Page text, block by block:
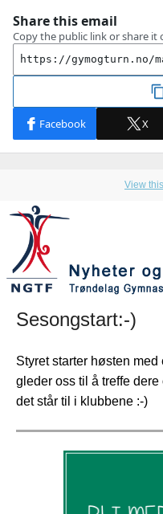
View
Sesongstart:-)
Styret starter høsten
gleder oss til å treffe
det står til i klubbene :-)